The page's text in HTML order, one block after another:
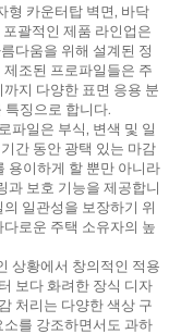
형 카운터탑 벽면, 바닥
괄적인 제품 라인업은
다움을 위해 설계된 정
조된 프로파일들은 주
지 다양한 표면 응용 분
특징으로 합니다.
파일은 부식, 변색 및 일
간 동안 광택 있는 마감
용이하게 할 뿐만 아니라
과 보호 기능을 제공합니
일관성을 보장하기 위
로운 주택 소유자의 높
상황에서 창의적인 적용
보다 화려한 장식 디자
처리는 다양한 색상 구
를 강조하면서도 과하